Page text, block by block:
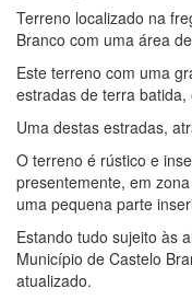
Terreno localizado na
Branco com uma área
Este terreno com uma
estradas de terra
Uma destas estradas,
O terreno é rústico e
presentemente, em
uma pequena parte
Estando tudo sujeito às
Município de Castelo
atualizado.